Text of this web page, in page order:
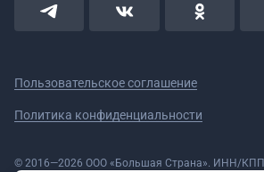
Пользовательское соглашение
Политика конфиденциальности
© 2016—2026 ООО «Большая Страна». ИНН/КПП